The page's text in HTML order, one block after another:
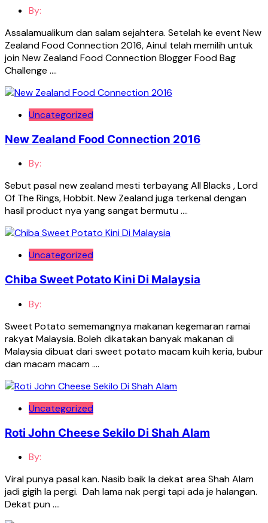
By:
Assalamualikum dan salam sejahtera. Setelah ke event New
Zealand Food Connection 2016, Ainul telah memilih untuk
join New Zealand Food Connection Blogger Food Bag
Challenge ….
Uncategorized
New Zealand Food Connection 2016
By:
Sebut pasal new zealand mesti terbayang All Blacks , Lord
Of The Rings, Hobbit. New Zealand juga terkenal dengan
hasil product nya yang sangat bermutu ….
Uncategorized
Chiba Sweet Potato Kini Di Malaysia
By:
Sweet Potato sememangnya makanan kegemaran ramai
rakyat Malaysia. Boleh dikatakan banyak makanan di
Malaysia dibuat dari sweet potato macam kuih keria, bubur
dan macam macam ….
Uncategorized
Roti John Cheese Sekilo Di Shah Alam
By:
Viral punya pasal kan. Nasib baik la dekat area Shah Alam
jadi gigih la pergi. Dah lama nak pergi tapi ada je halangan.
Dekat pun ….